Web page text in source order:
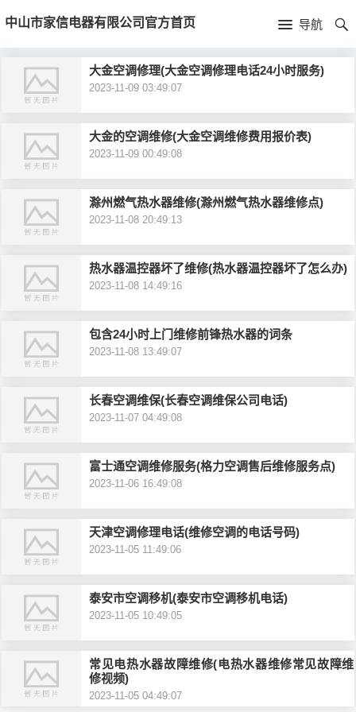
中山市家信电器有限公司官方首页 导航
首
大金空调修理(大金空调修理电话24小时服务)
2023-11-09 03:49:07
大金的空调维修(大金空调维修费用报价表)
2023-11-09 00:49:08
滁州燃气热水器维修(滁州燃气热水器维修点)
2023-11-08 20:49:13
热水器温控器坏了维修(热水器温控器坏了怎么办)
2023-11-08 14:49:16
包含24小时上门维修前锋热水器的词条
2023-11-08 13:49:07
长春空调维保(长春空调维保公司电话)
2023-11-07 04:49:08
富士通空调维修服务(格力空调售后维修服务点)
2023-11-06 16:49:08
天津空调修理电话(维修空调的电话号码)
2023-11-05 11:49:06
泰安市空调移机(泰安市空调移机电话)
2023-11-05 10:49:05
常见电热水器故障维修(电热水器维修常见故障维
修视频)
2023-11-05 04:49:07